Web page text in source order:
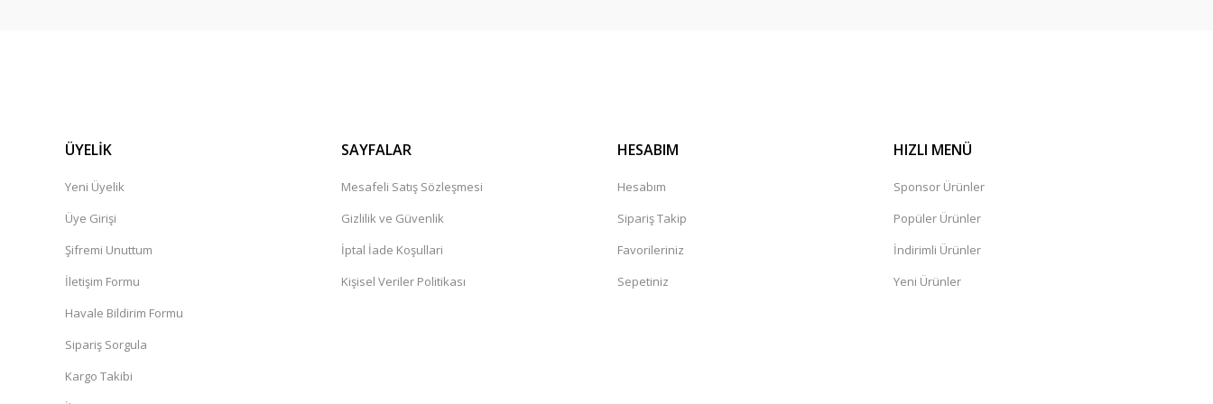
Güner Aydın | 19/10/2024
ÜYELİK
Yeni Üyelik
Üye Girişi
Şifremi Unuttum
İletişim Formu
Havale Bildirim Formu
Sipariş Sorgula
Kargo Takibi
SAYFALAR
Mesafeli Satış Sözleşmesi
Gizlilik ve Güvenlik
İptal İade Koşullari
Kişisel Veriler Politikası
HESABIM
Hesabım
Sipariş Takip
Favorileriniz
Sepetiniz
HIZLI MENÜ
Sponsor Ürünler
Popüler Ürünler
İndirimli Ürünler
Yeni Ürünler